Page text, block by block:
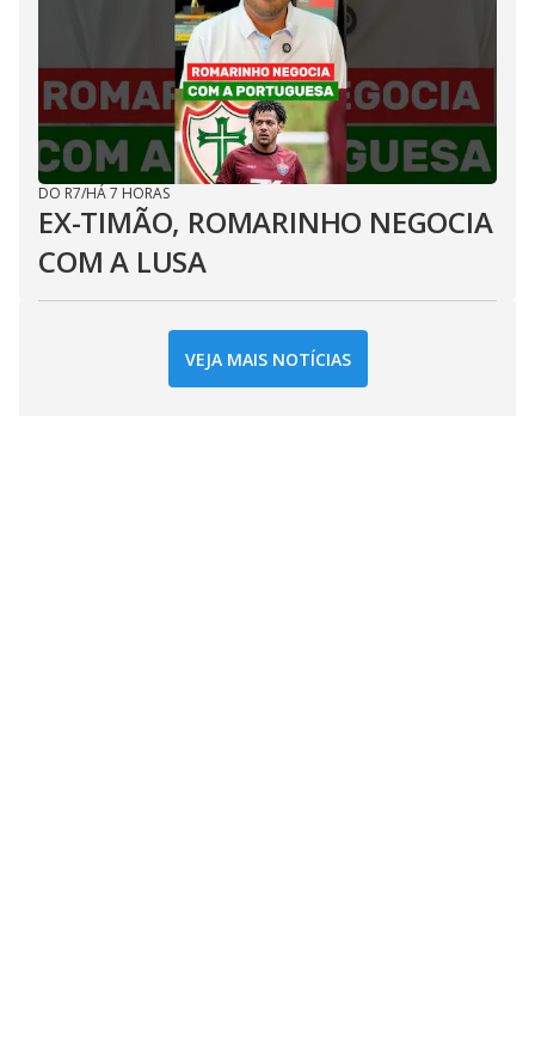
DO R7/HÁ 7 HORAS
EX-TIMÃO, ROMARINHO NEGOCIA
COM A LUSA
VEJA MAIS NOTÍCIAS